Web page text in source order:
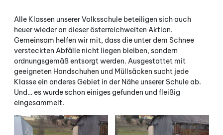
Alle Klassen unserer Volksschule beteiligen sich auch
heuer wieder an dieser österreichweiten Aktion.
Gemeinsam helfen wir mit, dass die unter dem Schnee
versteckten Abfälle nicht liegen bleiben, sondern
ordnungsgemäß entsorgt werden. Ausgestattet mit
geeigneten Handschuhen und Müllsäcken sucht jede
Klasse ein anderes Gebiet in der Nähe unserer Schule ab.
Und… es wurde schon einiges gefunden und fleißig
eingesammelt.